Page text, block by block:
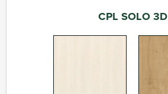
CPL SOLO 3D